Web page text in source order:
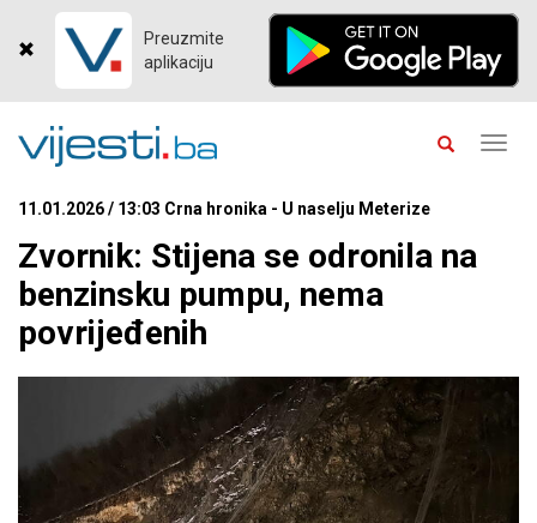
Preuzmite
aplikaciju
11.01.2026 / 13:03 Crna hronika - U naselju Meterize
Zvornik: Stijena se odronila na
benzinsku pumpu, nema
povrijeđenih